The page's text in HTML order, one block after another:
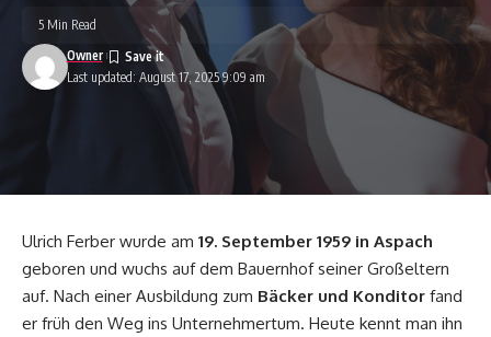
Last updated: August 17, 2025 9:09 am
Owner
5 Min Read
Ulrich Ferber wurde am 19. September 1959 in Aspach
geboren und wuchs auf dem Bauernhof seiner Großeltern
auf. Nach einer Ausbildung zum Bäcker und Konditor fand
er früh den Weg ins Unternehmertum. Heute kennt man ihn